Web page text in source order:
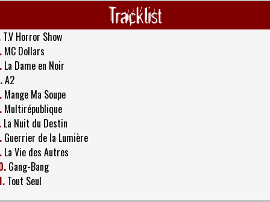
Tracklist
T.V Horror Show
MC Dollars
La Dame en Noir
A2
Mange Ma Soupe
Multirépublique
La Nuit du Destin
Guerrier de la Lumière
La Vie des Autres
Gang-Bang
Tout Seul